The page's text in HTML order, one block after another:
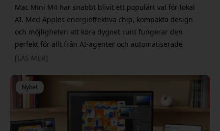
Mac Mini M4 har snabbt blivit ett populärt val för lokal
AI. Med Apples energieffektiva chip, kompakta design
och möjligheten att köra dygnet runt fungerar den
perfekt för allt från AI-agenter och automatiserade
arbetsflöden till personliga AI-servrar. Samtidigt växer
Verktyg som OpenClaw visar hur fler vill köra modeller
privat utan att vara beroende av molntjänster. N&
[LÄS MER]
Nyhet